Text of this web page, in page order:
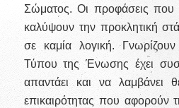
Σώματος. Οι προφάσεις που
καλύψουν την προκλητική
σε καμία λογική.
Τύπου της Ένωσης έχει
απαντάει και να λαμβάνει
επικαιρότητας που αφορούν